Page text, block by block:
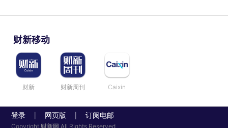
财新移动
财新 财新周刊 Caixin
登录 网页版 订阅电邮
Copyright 财新网 All Rights Reserved